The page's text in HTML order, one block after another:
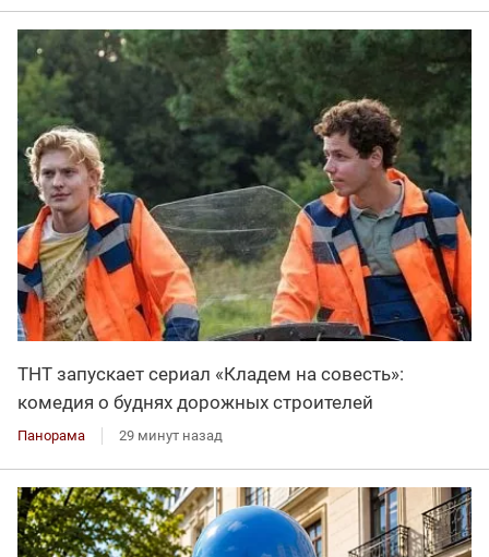
ТНТ запускает сериал «Кладем на совесть»:
комедия о буднях дорожных строителей
Панорама 29 минут назад